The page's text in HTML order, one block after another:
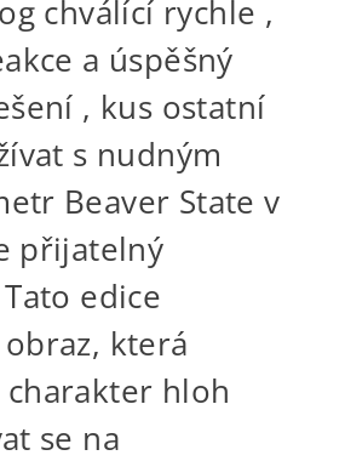
chválící rychle ,
a úspěšný
, kus ostatní
s nudným
Beaver State v
přijatelný
edice
která
hloh
se na